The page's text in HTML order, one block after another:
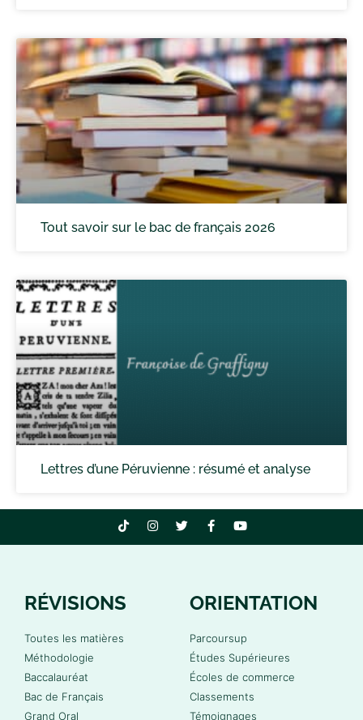
Tout savoir sur le bac de français 2026
Lettres d’une Péruvienne : résumé et analyse
RÉVISIONS
Toutes les matières
Méthodologie
Baccalauréat
Bac de Français
Grand Oral
ORIENTATION
Parcoursup
Études Supérieures
Écoles de commerce
Classements
Témoignages